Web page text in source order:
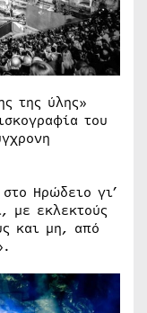
της ύλης»
του
Ηρώδειο γι’
με εκλεκτούς
και μη, από